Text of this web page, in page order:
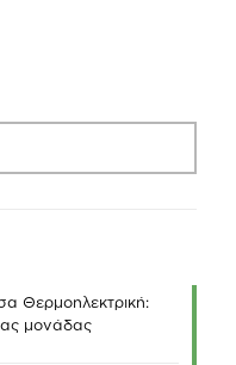
Θερμοηλεκτρική:
μονάδας